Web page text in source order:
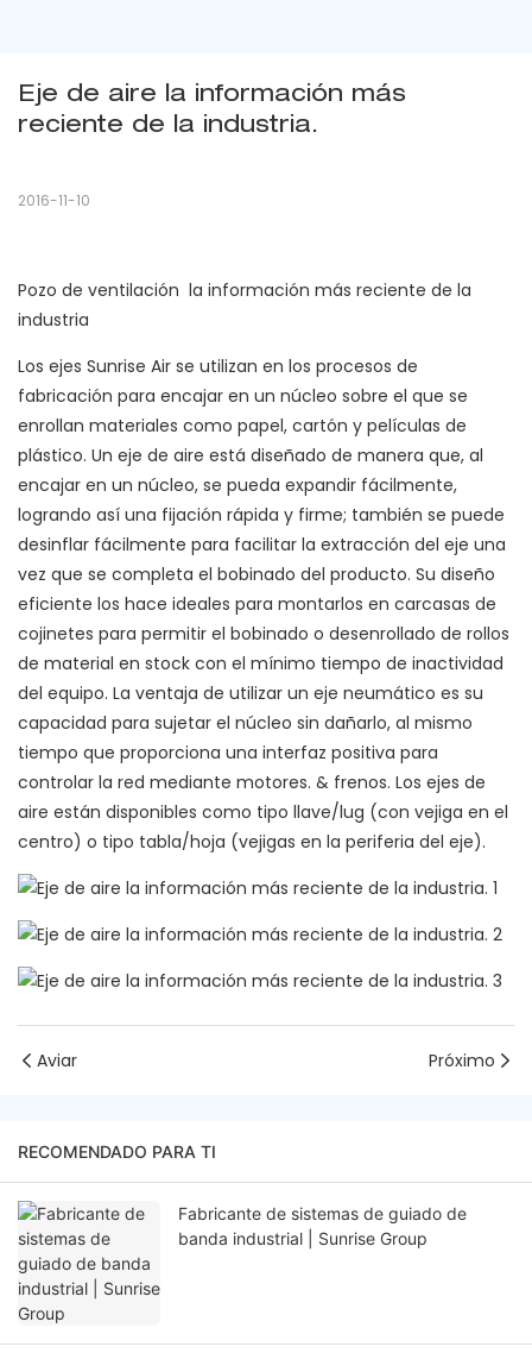
Eje de aire la información más
reciente de la industria.
2016-11-10
Pozo de ventilación la información más reciente de la
industria
Los ejes Sunrise Air se utilizan en los procesos de
fabricación para encajar en un núcleo sobre el que se
enrollan materiales como papel, cartón y películas de
plástico. Un eje de aire está diseñado de manera que, al
encajar en un núcleo, se pueda expandir fácilmente,
logrando así una fijación rápida y firme; también se puede
desinflar fácilmente para facilitar la extracción del eje una
vez que se completa el bobinado del producto. Su diseño
eficiente los hace ideales para montarlos en carcasas de
cojinetes para permitir el bobinado o desenrollado de rollos
de material en stock con el mínimo tiempo de inactividad
del equipo. La ventaja de utilizar un eje neumático es su
capacidad para sujetar el núcleo sin dañarlo, al mismo
tiempo que proporciona una interfaz positiva para
controlar la red mediante motores. & frenos. Los ejes de
aire están disponibles como tipo llave/lug (con vejiga en el
centro) o tipo tabla/hoja (vejigas en la periferia del eje).
Aviar Próximo
RECOMENDADO PARA TI
Fabricante de sistemas de guiado de
banda industrial | Sunrise Group